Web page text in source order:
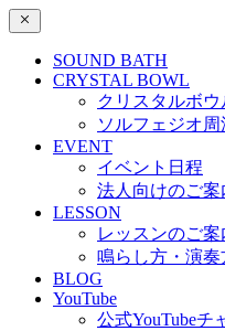
SOUND BATH
CRYSTAL BOWL
クリスタルボウ
ソルフェジオ
EVENT
イベント日程
法人向けのご案
LESSON
レッスンのご案
鳴らし方・演奏
BLOG
YouTube
公式YouTubeチ